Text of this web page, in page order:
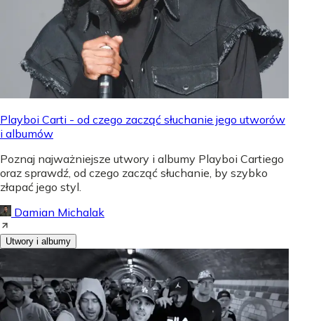
Playboi Carti - od czego zacząć słuchanie jego utworów
i albumów
Poznaj najważniejsze utwory i albumy Playboi Cartiego
oraz sprawdź, od czego zacząć słuchanie, by szybko
złapać jego styl.
Damian Michalak
Utwory i albumy